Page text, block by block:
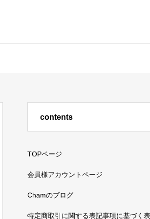
contents
TOPページ
会員様アカウントページ
Chamのブログ
特定商取引に関する表記事項に基づく